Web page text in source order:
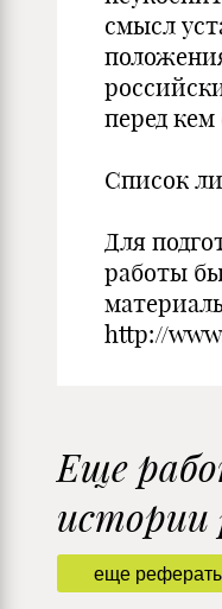
смысл
перед кем
Список
Для
работы
http://
еще
Еще
истории